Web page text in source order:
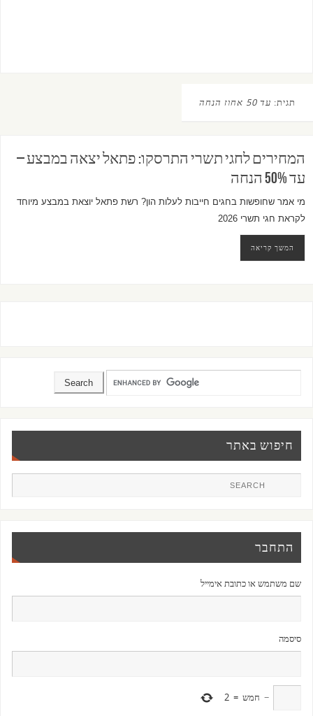
תגית: עד 50 אחוז הנחה
המחירים לחגי תשרי התרסקו: פתאל יצאה במבצע –
עד 50% הנחה
מי אמר שחופשות בחגים חייבות לעלות הון? רשת פתאליוצאת במבצע מיוחד
לקראת חגי תשרי 2026
המשך קריאה
חיפוש באתר
התחבר
שם משתמש או כתובת אימייל
סיסמה
− חמש =
2